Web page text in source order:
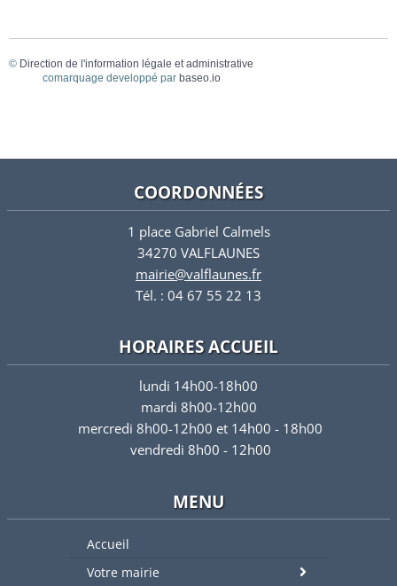
© Direction de l'information légale et administrative
comarquage developpé par baseo.io
COORDONNÉES
1 place Gabriel Calmels
34270 VALFLAUNES
mairie@valflaunes.fr
Tél. : 04 67 55 22 13
HORAIRES ACCUEIL
lundi 14h00-18h00
mardi 8h00-12h00
mercredi 8h00-12h00 et 14h00 - 18h00
vendredi 8h00 - 12h00
MENU
Accueil
Votre mairie